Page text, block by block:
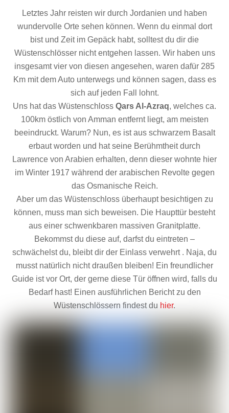
Letztes Jahr reisten wir durch Jordanien und haben
wundervolle Orte sehen können. Wenn du einmal dort
bist und Zeit im Gepäck habt, solltest du dir die
Wüstenschlösser nicht entgehen lassen. Wir haben uns
insgesamt vier von diesen angesehen, waren dafür 285
Km mit dem Auto unterwegs und können sagen, dass es
sich auf jeden Fall lohnt.
Uns hat das Wüstenschloss Qars Al-Azraq, welches ca.
100km östlich von Amman entfernt liegt, am meisten
beeindruckt. Warum? Nun, es ist aus schwarzem Basalt
erbaut worden und hat seine Berühmtheit durch
Lawrence von Arabien erhalten, denn dieser wohnte hier
im Winter 1917 während der arabischen Revolte gegen
das Osmanische Reich.
Aber um das Wüstenschloss überhaupt besichtigen zu
können, muss man sich beweisen. Die Haupttür besteht
aus einer schwenkbaren massiven Granitplatte.
Bekommst du diese auf, darfst du eintreten –
schwächelst du, bleibt dir der Einlass verwehrt . Naja, du
musst natürlich nicht draußen bleiben! Ein freundlicher
Guide ist vor Ort, der gerne diese Tür öffnen wird, falls du
Bedarf hast! Einen ausführlichen Bericht zu den
Wüstenschlössern findest du hier.